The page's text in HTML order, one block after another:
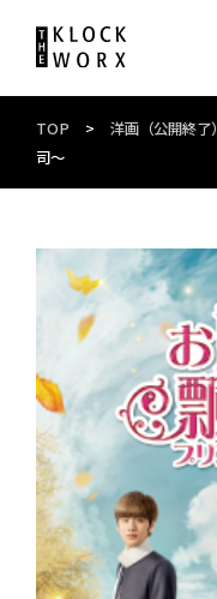
TOP > 洋画（公開終了）
司～